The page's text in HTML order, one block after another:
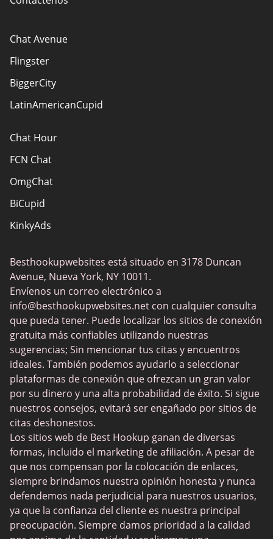
Chat Avenue
Flingster
BiggerCity
LatinAmericanCupid
Chat Hour
FCN Chat
OmgChat
BiCupid
KinkyAds
Together2Night
MyLOL
Swingtowns
Instabang
Besthookupwebsites está situado en 3178 Duncan
Avenue, Nueva York, NY 10011.
Envíenos un correo electrónico a
info@besthookupwebsites.net con cualquier consulta
que pueda tener. Puede localizar los sitios de conexión
gratuita más confiables utilizando nuestras
sugerencias; Sin mencionar tus citas y encuentros
ideales. También podemos ayudarlo a seleccionar
plataformas de conexión que ofrezcan un gran valor
por su dinero y una alta probabilidad de éxito. Si sigue
nuestros consejos, evitará ser engañado por sitios de
citas deshonestos.
Los sitios web de Best Hookup ganan de diversas
formas, incluido el marketing de afiliación. A pesar de
que nos compensan por la colocación de enlaces,
siempre brindamos nuestra opinión honesta y nunca
defendemos nada perjudicial para nuestros usuarios,
ya que la confianza del cliente es nuestra principal
preocupación. Siempre damos prioridad a la calidad